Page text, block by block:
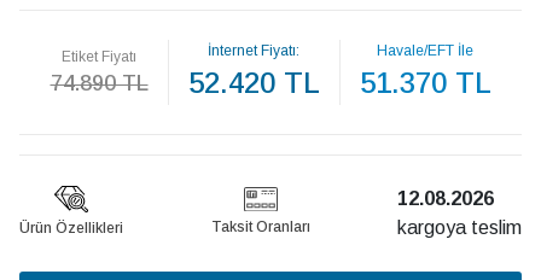
Etiket Fiyatı
74.890 TL
İnternet Fiyatı:
52.420 TL
Havale/EFT İle
51.370 TL
Ürün Özellikleri Taksit Oranları
12.08.2026
kargoya teslim